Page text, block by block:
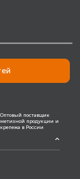
Оптовый поставщик
метизной продукции и
крепежа в России